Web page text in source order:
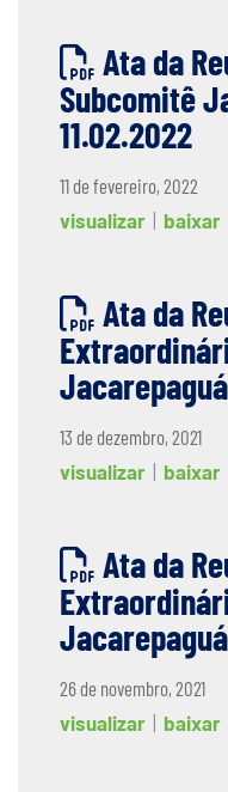
Ata da
Subcomitê
11.02.2022
11 de fevereiro, 2022
visualizar
baixar
Ata da
13 de dezembro, 2021
visualizar
baixar
Ata da
26 de novembro, 2021
visualizar
baixar